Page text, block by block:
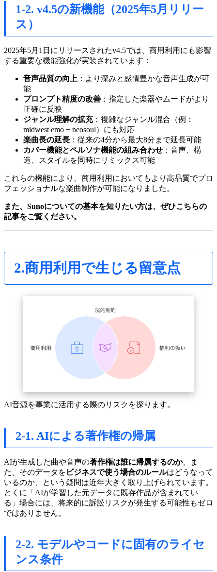
1-2. v4.5の新機能（2025年5月リリー
ス）
2025年5月1日にリリースされたv4.5では、商用利用にも影響
する重要な機能強化が実装されています：
音声品質の向上 ：より深みと感情豊かな音声生成が可
能
プロンプト精度の改善 ：指定した楽器やムードがより
正確に反映
ジャンル理解の拡充：複雑なジャンル混合（例：
midwest emo + neosoul）にも対応
楽曲長の延長 ：従来の4分から最大8分まで延長可能
カバー機能とペルソナ機能の組み合わせ ：音声、構
造、スタイルを同時にリミックス可能
これらの機能により、商用利用においてもより高品質でプロ
フェッショナルな楽曲制作が可能になりました。
また、Sunoについての基本を知りたい方は、ぜひこちらの
記事をご覧ください。
2.商用利用で生じる留意点
AI音源を事業に活用する際のリスクを探ります。
2-1. AIによる著作権の帰属
AIが生成した曲や音声の著作権は誰に帰属するのか、ま
た、そのデータを ビジネスで使う場合のルールはどうなって
いるのか、という疑問は近年大きく取り上げられています。
とくに「AIが学習した元データに既存作品が含まれてい
る」場合には、将来的に訴訟リスクが発生する可能性もゼロ
ではありません。
2-2. モデルやコードに固有のライセ
ンス条件